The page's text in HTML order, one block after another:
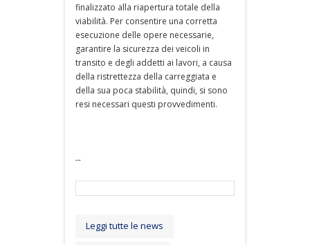
finalizzato alla riapertura totale della
viabilità. Per consentire una corretta
esecuzione delle opere necessarie,
garantire la sicurezza dei veicoli in
transito e degli addetti ai lavori, a causa
della ristrettezza della carreggiata e
della sua poca stabilità, quindi, si sono
resi necessari questi provvedimenti.
--
Leggi tutte le news